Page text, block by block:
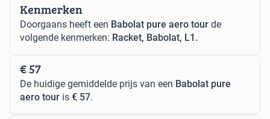
Kenmerken
Doorgaans heeft een Babolat pure aero tour de
volgende kenmerken: Racket, Babolat, L1.
€ 57
De huidige gemiddelde prijs van een Babolat pure
aero tour is € 57.